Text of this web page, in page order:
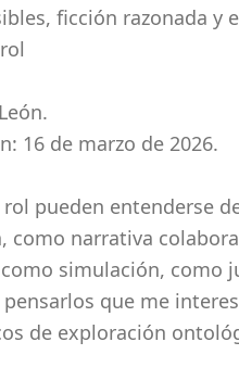
ficción razonada y
16 de marzo de 2026.
pueden entenderse
como narrativa
simulación, como
que me
de exploración